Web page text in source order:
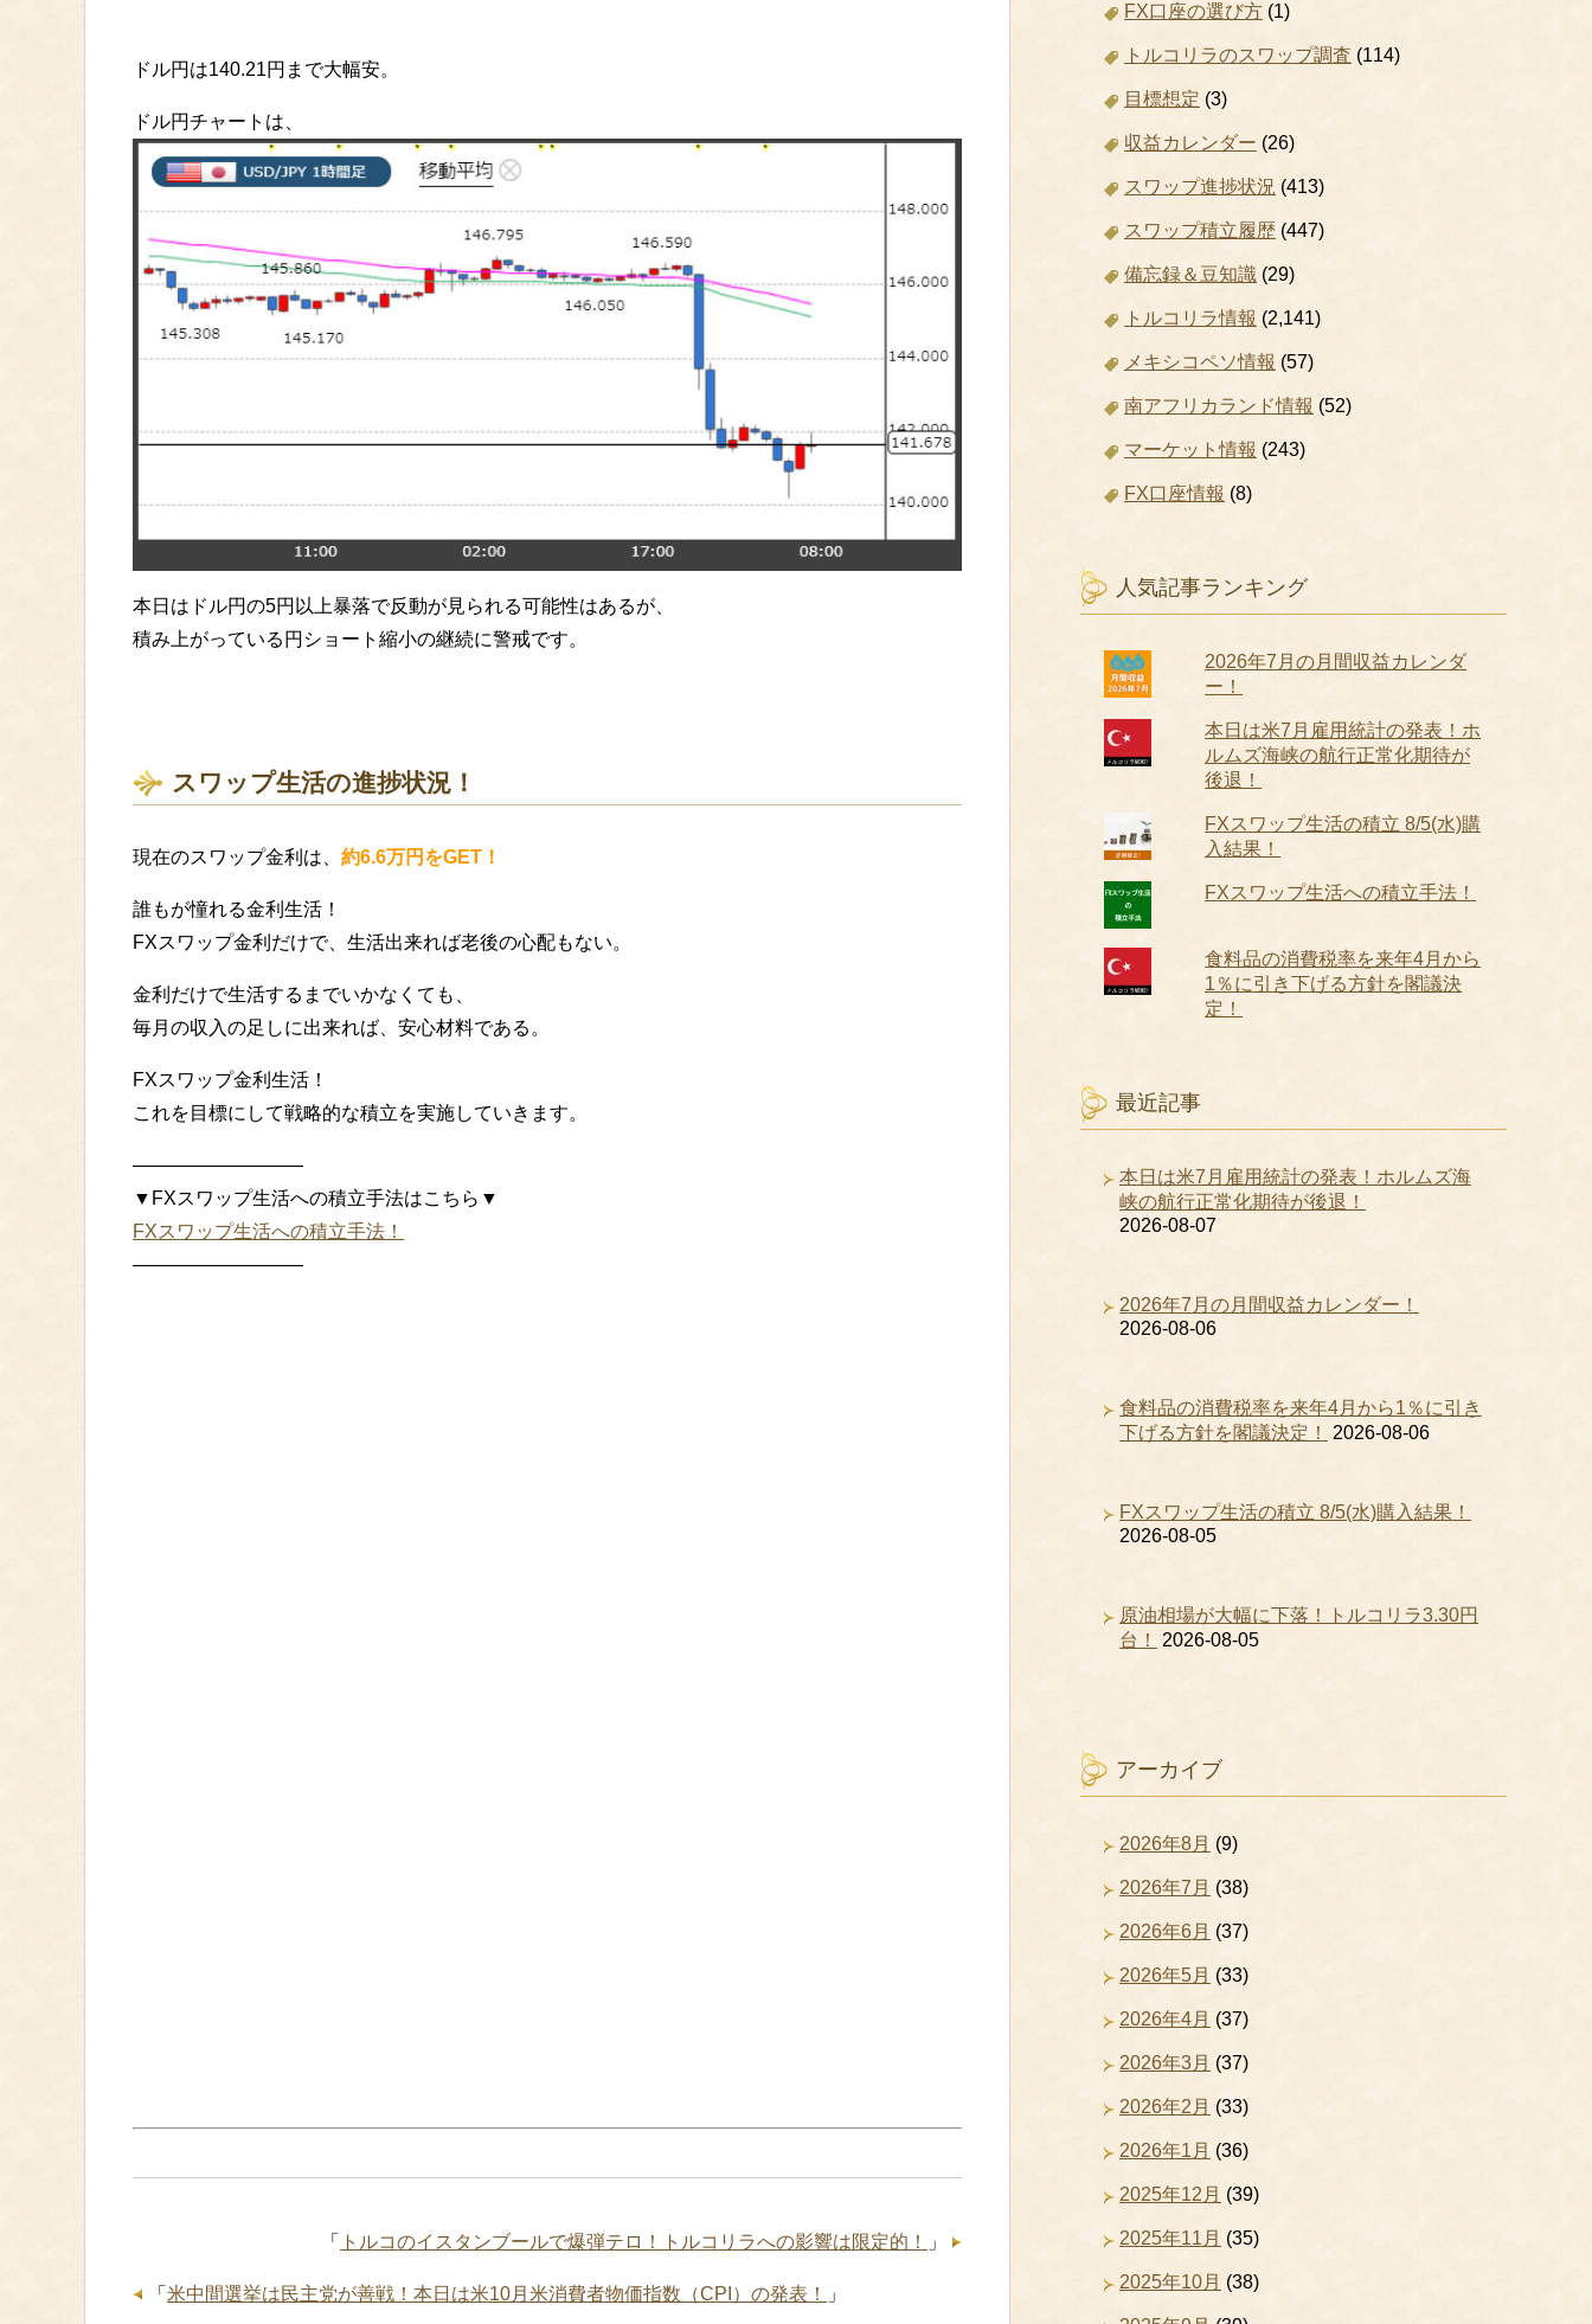
ドル円は140.21円まで大幅安。
ドル円チャートは、
本日はドル円の5円以上暴落で反動が見られる可能性はあるが、
積み上がっている円ショート縮小の継続に警戒です。
スワップ生活の進捗状況！
現在のスワップ金利は、 約6.6万円をGET！
誰もが憧れる金利生活！
FXスワップ金利だけで、生活出来れば老後の心配もない。
金利だけで生活するまでいかなくても、
毎月の収入の足しに出来れば、安心材料である。
FXスワップ金利生活！
これを目標にして戦略的な積立を実施していきます。
—————————
▼FXスワップ生活への積立手法はこちら▼
FXスワップ生活への積立手法！
—————————
「 トルコのイスタンブールで爆弾テロ！トルコリラへの影響は限定的！ 」
「 米中間選挙は民主党が善戦！本日は米10月米消費者物価指数（CPI）の発表！ 」
FX口座の選び方 (1)
トルコリラのスワップ調査 (114)
目標想定 (3)
収益カレンダー (26)
スワップ進捗状況 (413)
スワップ積立履歴 (447)
備忘録＆豆知識 (29)
トルコリラ情報 (2,141)
メキシコペソ情報 (57)
南アフリカランド情報 (52)
マーケット情報 (243)
FX口座情報 (8)
人気記事ランキング
2026年7月の月間収益カレンダ
ー！
本日は米7月雇用統計の発表！ホ
ルムズ海峡の航行正常化期待が
後退！
FXスワップ生活の積立 8/5(水)購
入結果！
FXスワップ生活への積立手法！
食料品の消費税率を来年4月から
1％に引き下げる方針を閣議決
定！
最近記事
本日は米7月雇用統計の発表！ホルムズ海
峡の航行正常化期待が後退！
2026-08-07
2026年7月の月間収益カレンダー！
2026-08-06
食料品の消費税率を来年4月から1％に引き
下げる方針を閣議決定！
2026-08-06
FXスワップ生活の積立 8/5(水)購入結果！
2026-08-05
原油相場が大幅に下落！トルコリラ3.30円
台！
2026-08-05
アーカイブ
2026年8月 (9)
2026年7月 (38)
2026年6月 (37)
2026年5月 (33)
2026年4月 (37)
2026年3月 (37)
2026年2月 (33)
2026年1月 (36)
2025年12月 (39)
2025年11月 (35)
2025年10月 (38)